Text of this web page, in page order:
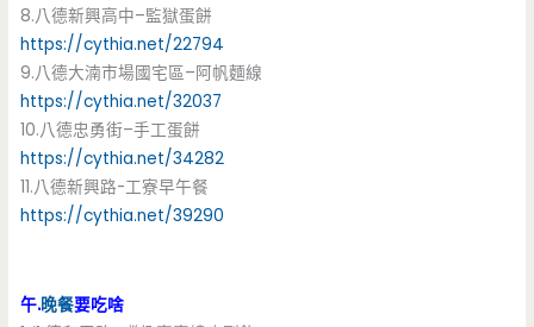
8.八德新興高中–監獄蛋餅
https://cythia.net/22794
9.八德大湳市場國宅區–阿帆麵線
https://cythia.net/32037
10.八德忠勇街–手工蛋餅
https://cythia.net/34282
11.八德新興路-工寮早午餐
https://cythia.net/39290
午.晚餐要吃啥